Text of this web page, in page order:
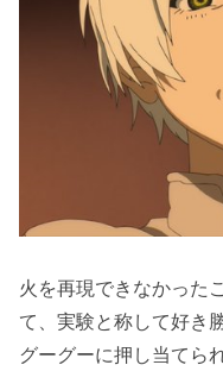
火を再現できなかった
て、実験と称して好き
グーグーに押し当てら